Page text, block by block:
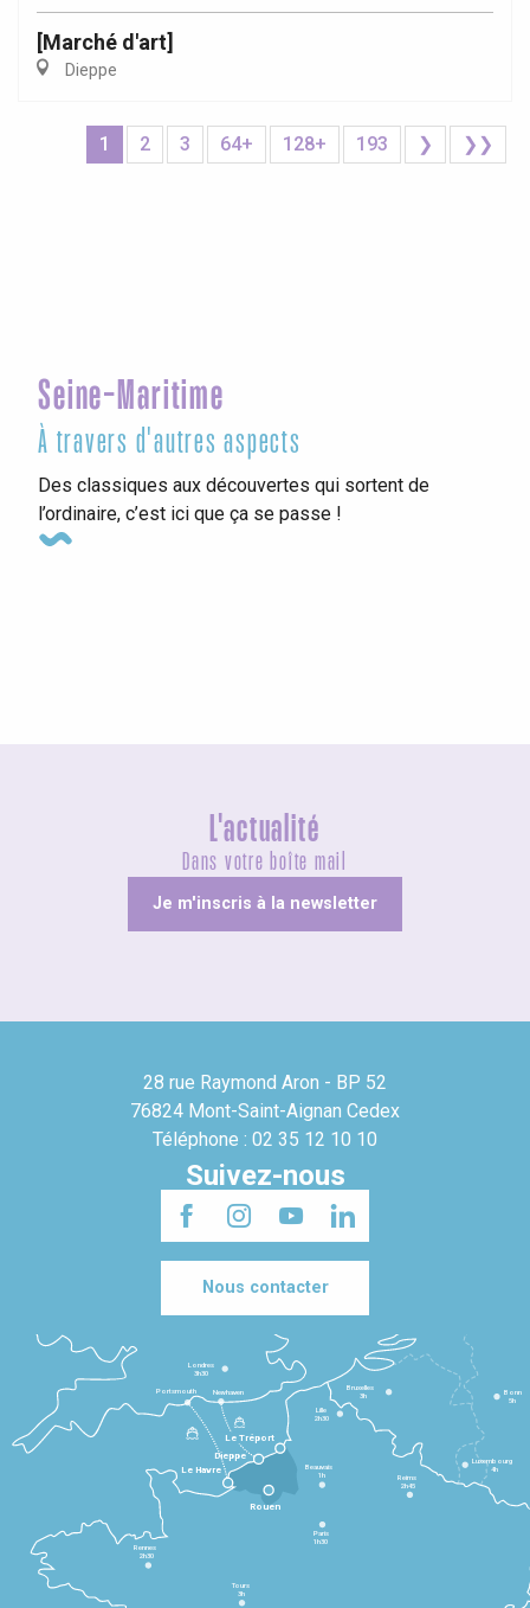
[Marché d'art]
Dieppe
1 2 3 64+ 128+ 193 ❯ ❯❯
Seine-Maritime
À travers d'autres aspects
Des classiques aux découvertes qui sortent de
l’ordinaire, c’est ici que ça se passe !
L'actualité
Dans votre boîte mail
Je m'inscris à la newsletter
28 rue Raymond Aron - BP 52
76824 Mont-Saint-Aignan Cedex
Téléphone : 02 35 12 10 10
Suivez-nous
Nous contacter
Le Havre
Dieppe
Le Tréport
Rennes
2h30
Tours
3h
Paris
1h30
Beauvais
1h
Reims
2h45
Lille
2h30
Bruxelles
3h
Londres
3h30
Newhaven
Portsmouth
Bonn
5h
Luxembourg
4h
Rouen